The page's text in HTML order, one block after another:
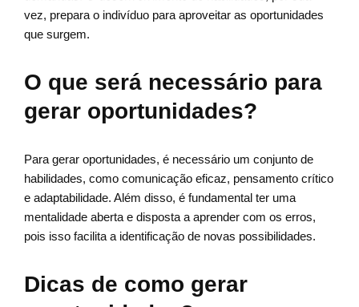
vez, prepara o indivíduo para aproveitar as oportunidades
que surgem.
O que será necessário para
gerar oportunidades?
Para gerar oportunidades, é necessário um conjunto de
habilidades, como comunicação eficaz, pensamento crítico
e adaptabilidade. Além disso, é fundamental ter uma
mentalidade aberta e disposta a aprender com os erros,
pois isso facilita a identificação de novas possibilidades.
Dicas de como gerar